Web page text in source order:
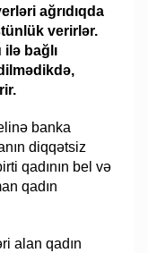
ağrıdıqda
verirlər.
bağlı
banka
diqqətsiz
qadının bel və
qadın
alan qadın